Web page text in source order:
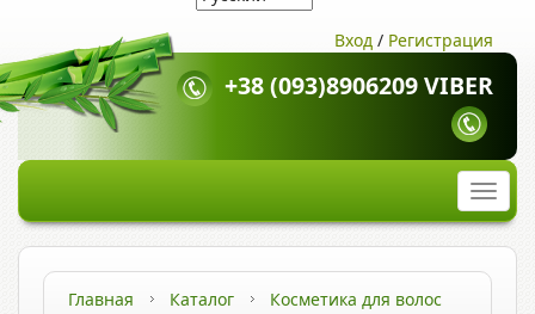
Вход / Регистрация
+38 (093)8906209 VIBER
Главная Каталог
Косметика для волос